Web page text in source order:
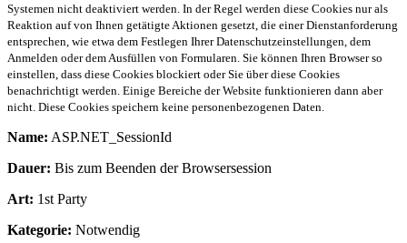
Systemen nicht deaktiviert werden. In der Regel werden diese Cookies nur als
Reaktion auf von Ihnen getätigte Aktionen gesetzt, die einer Dienstanforderung
entsprechen, wie etwa dem Festlegen Ihrer Datenschutzeinstellungen, dem
Anmelden oder dem Ausfüllen von Formularen. Sie können Ihren Browser so
einstellen, dass diese Cookies blockiert oder Sie über diese Cookies
benachrichtigt werden. Einige Bereiche der Website funktionieren dann aber
nicht. Diese Cookies speichern keine personenbezogenen Daten.
Name: ASP.NET_SessionId
Dauer: Bis zum Beenden der Browsersession
Art: 1st Party
Kategorie: Notwendig